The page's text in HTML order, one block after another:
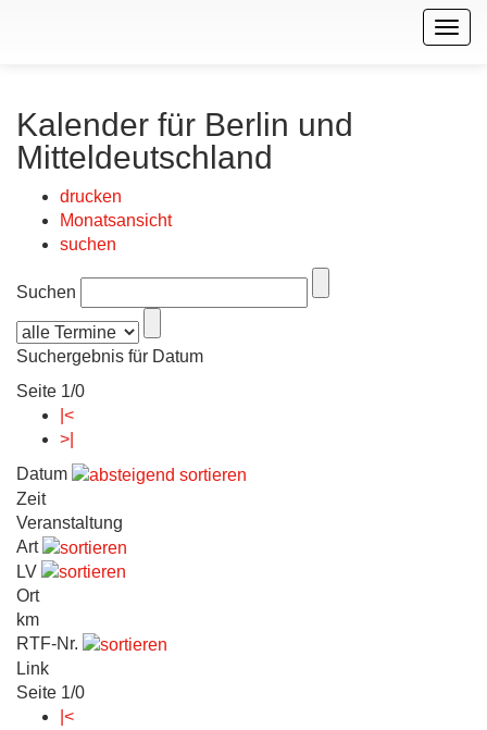
Kalender für Berlin und
Mitteldeutschland
drucken
Monatsansicht
suchen
Suchen
Suchergebnis für Datum
Seite 1/0
|<
>|
Datum
Zeit
Veranstaltung
Art
LV
Ort
km
RTF-Nr.
Link
Seite 1/0
|<